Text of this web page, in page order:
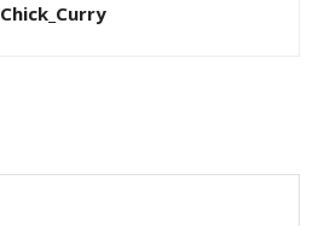
Chick_Curry